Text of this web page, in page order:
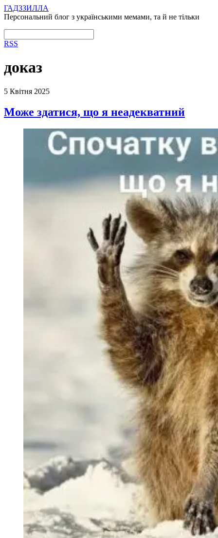
ГАДЗЗИЛЛА
Персональний блог з українськими мемами, та й не тільки
RSS
доказ
5 Квітня 2025
Може здатися, що я неадекватний